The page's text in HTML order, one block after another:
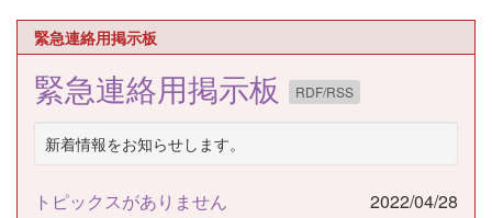
緊急連絡用掲示板
緊急連絡用掲示板 RDF/RSS
新着情報をお知らせします。
トピックスがありません 2022/04/28